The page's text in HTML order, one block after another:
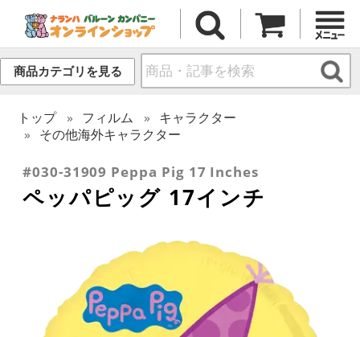
商品カテゴリを見る
トップ フィルム
キャラクター
その他海外キャラクター
#030-31909 Peppa Pig 17 Inches
ペッパピッグ 17インチ